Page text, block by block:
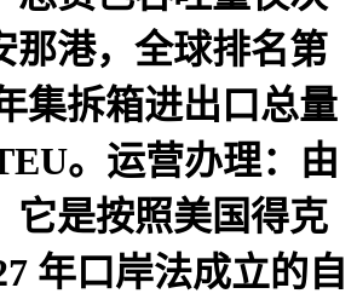
那港，全球排名第
集拆箱进出口总量
。运营办理：由
它是按照美国得克
年口岸法成立的自